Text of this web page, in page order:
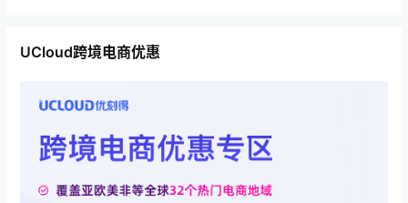
UCloud跨境电商优惠